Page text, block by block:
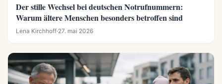
Der stille Wechsel bei deutschen Notrufnummern:
Warum ältere Menschen besonders betroffen sind
Lena Kirchhoff·27. mai 2026